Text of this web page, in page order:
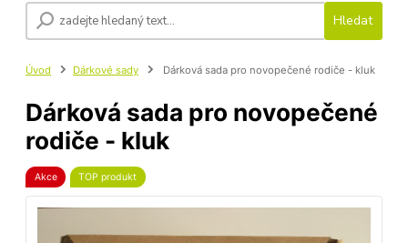
Hledat
Úvod Dárkové sady Dárková sada pro novopečené rodiče - kluk
Dárková sada pro novopečené
rodiče - kluk
Akce TOP produkt